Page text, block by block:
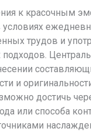
к красочным
трудов и
подходов.
и
достичь
или способа